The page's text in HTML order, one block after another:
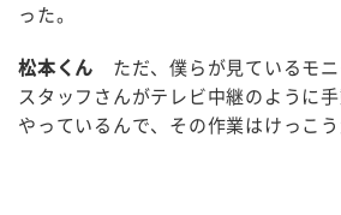
った。
松本くん ただ、僕らが見ているモ
スタッフさんがテレビ中継のように
やっているんで、その作業はけっこう